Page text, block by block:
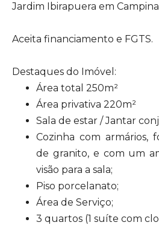
Jardim Ibirapuera em
Aceita financiamento e FGTS.
Destaques do Imóvel:
Área total 250m²
Área privativa 220m²
Sala de estar / Jantar
Cozinha com armários,
de granito, e com um
visão para a sala;
Piso porcelanato;
Área de Serviço;
3 quartos (1 suíte com